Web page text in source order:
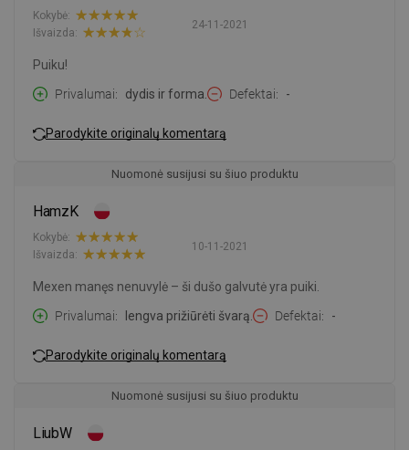
24-11-2021
Kokybė:
Išvaizda:
Puiku!
Privalumai
dydis ir forma. Defektai -
Parodykite originalų komentarą
Nuomonė susijusi su šiuo produktu
HamzK
10-11-2021
Kokybė:
Išvaizda:
Mexen manęs nenuvylė – ši dušo galvutė yra puiki.
Privalumai
lengva prižiūrėti švarą. Defektai -
Parodykite originalų komentarą
Nuomonė susijusi su šiuo produktu
LiubW